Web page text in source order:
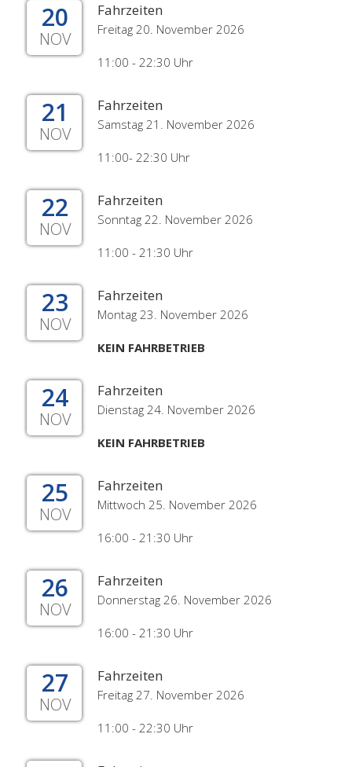
20
NOV
Fahrzeiten
Freitag 20. November 2026
11:00 - 22:30 Uhr
21
NOV
Fahrzeiten
Samstag 21. November 2026
11:00- 22:30 Uhr
22
NOV
Fahrzeiten
Sonntag 22. November 2026
11:00 - 21:30 Uhr
23
NOV
Fahrzeiten
Montag 23. November 2026
KEIN FAHRBETRIEB
24
NOV
Fahrzeiten
Dienstag 24. November 2026
KEIN FAHRBETRIEB
25
NOV
Fahrzeiten
Mittwoch 25. November 2026
16:00 - 21:30 Uhr
26
NOV
Fahrzeiten
Donnerstag 26. November 2026
16:00 - 21:30 Uhr
27
NOV
Fahrzeiten
Freitag 27. November 2026
11:00 - 22:30 Uhr